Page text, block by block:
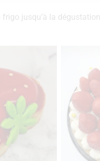
frigo jusqu’à la dégustation